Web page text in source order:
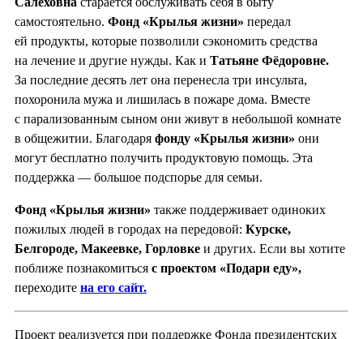
самостоятельно. Фонд «Крылья жизни» передал
ей продукты, которые позволили сэкономить средства
на лечение и другие нужды. Как и Татьяне Фёдоровне.
За последние десять лет она перенесла три инсульта,
похоронила мужа и лишилась в пожаре дома. Вместе
с парализованным сыном они живут в небольшой комнате
в общежитии. Благодаря фонду «Крылья жизни» они
могут бесплатно получить продуктовую помощь. Эта
поддержка — большое подспорье для семьи.
Фонд «Крылья жизни» также поддерживает одиноких
пожилых людей в городах на передовой: Курске,
Белгороде, Макеевке, Горловке и других. Если вы хотите
поближе познакомиться с проектом «Подари еду»,
переходите на его сайт.
Проект реализуется при поддержке Фонда президентских